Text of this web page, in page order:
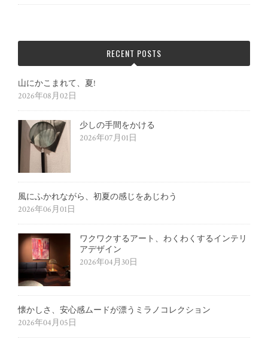
RECENT POSTS
山にかこまれて、夏!
2026年08月02日
少しの手間をかける
2026年07月01日
風にふかれながら、初夏の感じをあじわう
2026年06月01日
ワクワクするアート、わくわくするインテリ
アデザイン
2026年04月30日
懐かしさ、安心感ムードが漂うミラノコレクション
2026年04月05日